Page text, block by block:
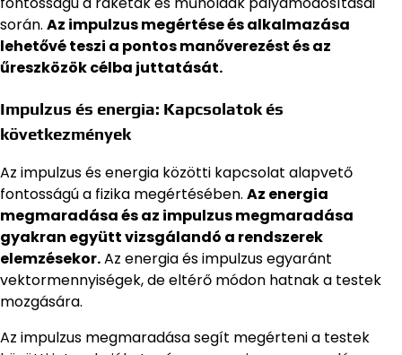
során. Az impulzus megértése és alkalmazása
lehetővé teszi a pontos manőverezést és az
űreszközök célba juttatását.
Impulzus és energia: Kapcsolatok és
következmények
Az impulzus és energia közötti kapcsolat alapvető
fontosságú a fizika megértésében. Az energia
megmaradása és az impulzus megmaradása
gyakran együtt vizsgálandó a rendszerek
elemzésekor.Az energia és impulzus egyaránt
vektormennyiségek, de eltérő módon hatnak a testek
mozgására.
Az impulzus megmaradása segít megérteni a testek